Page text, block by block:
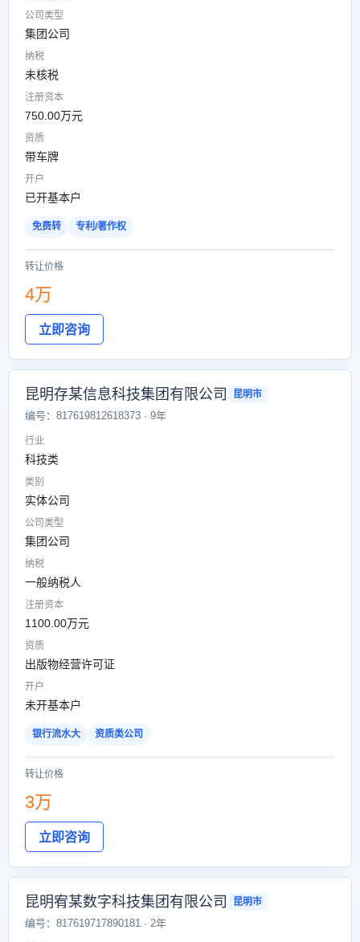
公司类型
集团公司
纳税
未核税
注册资本
750.00万元
资质
带车牌
开户
已开基本户
免费转 专利/著作权
转让价格
4万
立即咨询
昆明存某信息科技集团有限公司 昆明市
编号：817619812618373 · 9年
行业
科技类
类别
实体公司
公司类型
集团公司
纳税
一般纳税人
注册资本
1100.00万元
资质
出版物经营许可证
开户
未开基本户
银行流水大 资质类公司
转让价格
3万
立即咨询
昆明宥某数字科技集团有限公司 昆明市
编号：817619717890181 · 2年